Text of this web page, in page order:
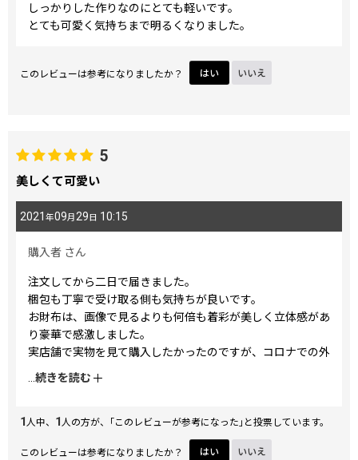
しっかりした作りなのにとても軽いです。
とても可愛く気持ちまで明るくなりました。
このレビューは参考になりましたか？ はい いいえ
5
美しくて可愛い
2021 年09月 29日 10:15
購入者 さん
注文してから二日で届きました。
梱包も丁寧で受け取る側も気持ちが良いです。
お財布は、画像で見るよりも何倍も着彩が美しく立体感があ
り豪華で感激しました。
実店舗で実物を見て購入したかったのですが、コロナでの外
出控えでインターネットで購入するのを決めましたが不安で
した。
す。
お財布の機能で、カード入れと仕切りが多くて沢山入りま
続きを読む
1人中、 1人の方が、｢このレビューが参考になった｣と投票しています。
このレビューは参考になりましたか？ はい いいえ